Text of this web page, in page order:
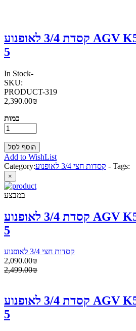
קסדת 3/4 לאופנוע AGV K5-JET איי גי וי קיי
5
In Stock-
SKU:
PRODUCT-319
2,390.00₪
כמות
Add to WishList
Category:
קסדות חצי 3/4 לאופנוע - Tags:
×
במבצע
קסדת 3/4 לאופנוע AGV K5 JET איי גי וי קיי
5
קסדות חצי 3/4 לאופנוע
2,090.00₪
2,499.00₪
קסדת 3/4 לאופנוע AGV K5 JET איי גי וי קיי
5